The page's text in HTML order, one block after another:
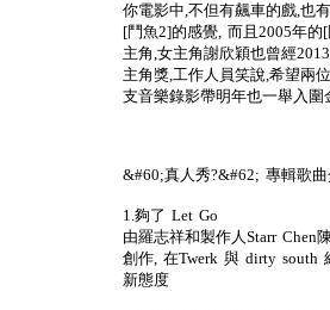
你電影中,不但有飆車的戲,也
[鬥魚2]的感覺, 而且2005年
主角,女主角謝欣穎也曾經
主角獎,工作人員笑說,希望兩
支音樂錄影帶明年也一舉入圍
&#60;真人秀?&#62; 專輯歌曲
1.夠了 Let Go
由羅志祥和製作人Starr Chen
創作, 在Twerk 與 dirty south
新態度